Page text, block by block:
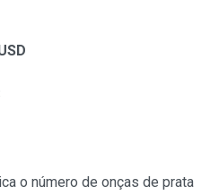
o número de onças de prata